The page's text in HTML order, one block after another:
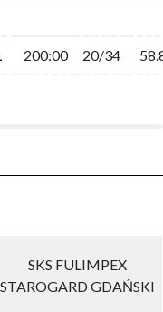
200:00 20/34
200:00 20/34
SKS FULIMPEX
STAROGARD GDAŃSKI